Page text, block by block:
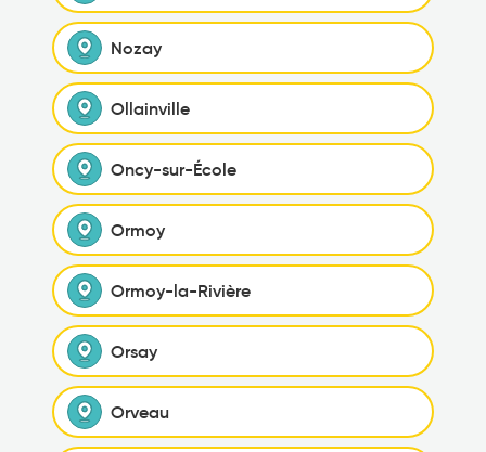
Nozay
Ollainville
Oncy-sur-École
Ormoy
Ormoy-la-Rivière
Orsay
Orveau